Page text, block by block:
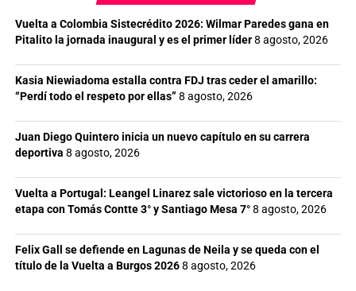
Vuelta a Colombia Sistecrédito 2026: Wilmar Paredes gana en
Pitalito la jornada inaugural y es el primer líder8 agosto, 2026
Kasia Niewiadoma estalla contra FDJ tras ceder el amarillo:
“Perdí todo el respeto por ellas” 8 agosto, 2026
Juan Diego Quintero inicia un nuevo capítulo en su carrera
deportiva 8 agosto, 2026
Vuelta a Portugal: Leangel Linarez sale victorioso en la tercera
etapa con Tomás Contte 3° y Santiago Mesa 7°8 agosto, 2026
Felix Gall se defiende en Lagunas de Neila y se queda con el
título de la Vuelta a Burgos 20268 agosto, 2026